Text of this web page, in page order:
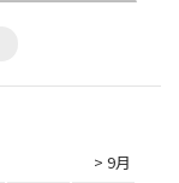
> 9月